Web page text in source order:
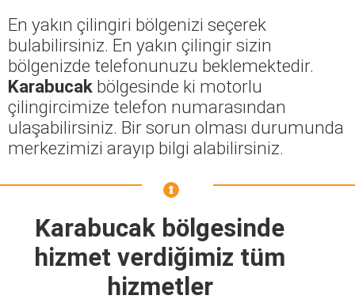
En yakın çilingiri bölgenizi seçerek
bulabilirsiniz. En yakın çilingir sizin
bölgenizde telefonunuzu beklemektedir.
Karabucak bölgesinde ki motorlu
çilingircimize telefon numarasından
ulaşabilirsiniz. Bir sorun olması durumunda
merkezimizi arayıp bilgi alabilirsiniz.
Karabucak bölgesinde
hizmet verdiğimiz tüm
hizmetler